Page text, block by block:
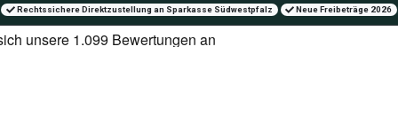
Rechtssichere Direktzustellung an Sparkasse Südwestpfalz Neue Freibeträge 2026